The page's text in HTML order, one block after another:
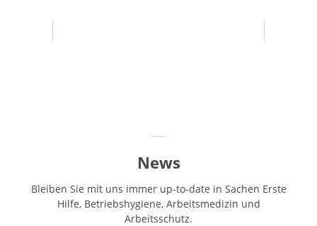
News
Bleiben Sie mit uns immer up-to-date in Sachen Erste
Hilfe, Betriebshygiene, Arbeitsmedizin und
Arbeitsschutz.